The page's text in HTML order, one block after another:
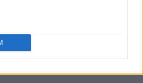
to, że montaż może odbywać się
na karcie microSD (o
512 GB) lub w chmurze Ezviz
jednak, że usługa szyfrowanej